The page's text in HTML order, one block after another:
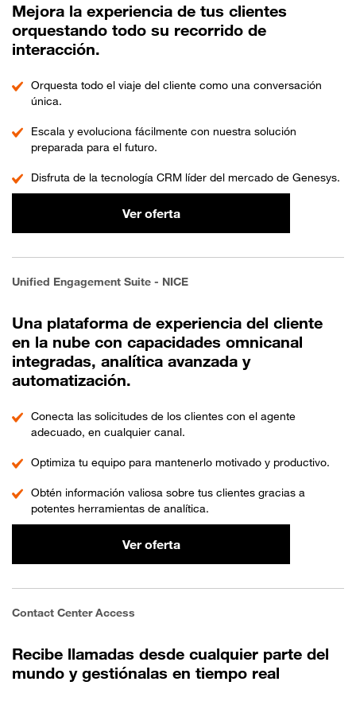
Mejora la experiencia de tus clientes
orquestando todo su recorrido de
interacción.
Orquesta todo el viaje del cliente como una conversación
única.
Escala y evoluciona fácilmente con nuestra solución
preparada para el futuro.
Disfruta de la tecnología CRM líder del mercado de Genesys.
Ver oferta
Unified Engagement Suite - NICE
Una plataforma de experiencia del cliente
en la nube con capacidades omnicanal
integradas, analítica avanzada y
automatización.
Conecta las solicitudes de los clientes con el agente
adecuado, en cualquier canal.
Optimiza tu equipo para mantenerlo motivado y productivo.
Obtén información valiosa sobre tus clientes gracias a
potentes herramientas de analítica.
Ver oferta
Contact Center Access
Recibe llamadas desde cualquier parte del
mundo y gestiónalas en tiempo real